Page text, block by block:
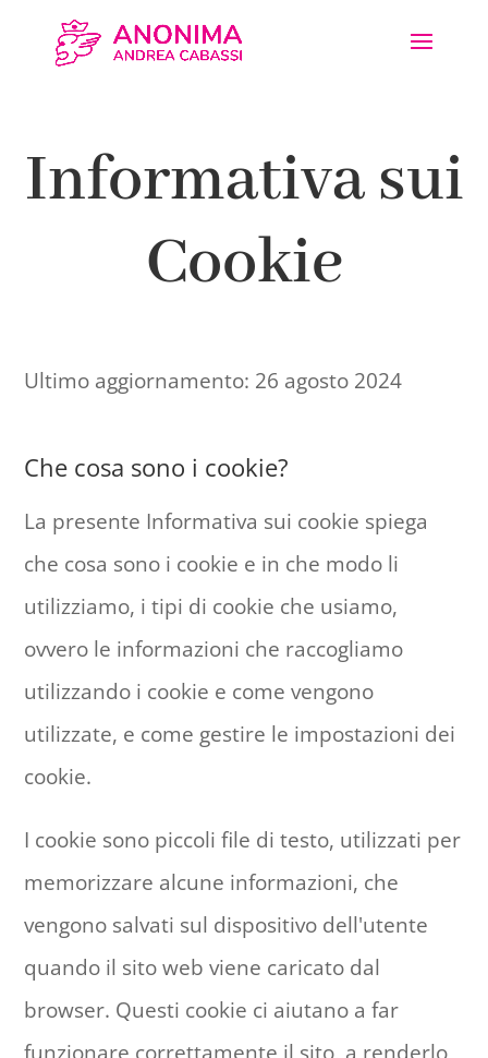
Informativa sui
Cookie
Ultimo aggiornamento: 26 agosto 2024
Che cosa sono i cookie?
La presente Informativa sui cookie spiega
che cosa sono i cookie e in che modo li
utilizziamo, i tipi di cookie che usiamo,
ovvero le informazioni che raccogliamo
utilizzando i cookie e come vengono
utilizzate, e come gestire le impostazioni dei
cookie.
I cookie sono piccoli file di testo, utilizzati per
memorizzare alcune informazioni, che
vengono salvati sul dispositivo dell'utente
quando il sito web viene caricato dal
browser. Questi cookie ci aiutano a far